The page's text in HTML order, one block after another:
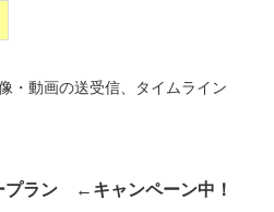
・動画の送受信、タイムライン
プラン ←キャンペーン中！